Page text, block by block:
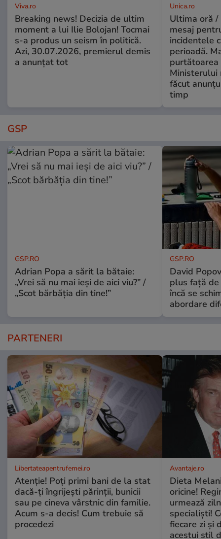
Viva.ro
Breaking news! Decizia de ultim
moment a lui Ilie Bolojan! Tocmai
s-a produs un seism în politică.
Azi, 30.07.2026, premierul demis
a anunțat tot
Unica.ro
Ultima oră /
mesaj
incidentele
perioadă.
purtătoarea
Ministerului
făcut
timp
GSP
GSP.RO
Adrian Popa a sărit la bătaie:
„Vrei să nu mai ieși de aici viu?” /
„Scot bărbăția din tine!”
GSP.RO
David
plus față de
încă se
abordare
PARTENERI
Libertateapentrufemei.ro
Atenție! Poți primi bani de la stat
dacă-ți îngrijești părinții, bunicii
sau pe cineva vârstnic din familie.
Acum s-a decis! Cum trebuie să
procedezi
Avantaje.ro
Dieta
oricine!
urmează
specialiști!
fiecare zi și
acestui stil